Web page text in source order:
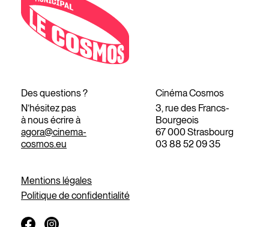
Des questions ?
N’hésitez pas
à nous écrire à
agora@cinema-
cosmos.eu
Cinéma Cosmos
3, rue des Francs-
Bourgeois
67 000 Strasbourg
03 88 52 09 35
Mentions légales
Politique de confidentialité